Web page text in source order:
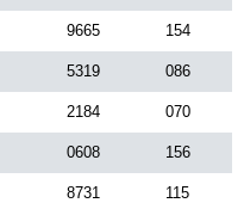
9665 154
5319 086
2184 070
0608 156
8731 115